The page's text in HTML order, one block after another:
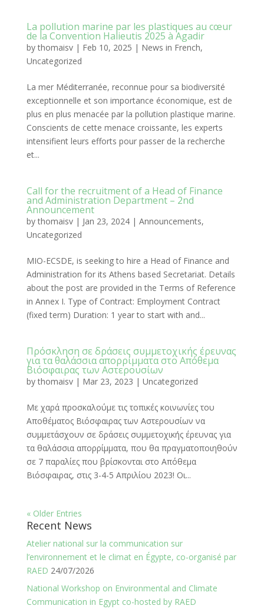
La pollution marine par les plastiques au cœur
de la Convention Halieutis 2025 à Agadir
bythomaisv| Feb 10, 2025 | News in French,
Uncategorized
La mer Méditerranée, reconnue pour sa biodiversité
exceptionnelle et son importance économique, est de
plus en plus menacée par la pollution plastique marine.
Conscients de cette menace croissante, les experts
intensifient leurs efforts pour passer de la recherche
et...
Call for the recruitment of a Head of Finance
and Administration Department – 2nd
Announcement
bythomaisv| Jan 23, 2024| Announcements,
Uncategorized
MIO-ECSDE, is seeking to hire a Head of Finance and
Administration for its Athens based Secretariat. Details
about the post are provided in the Terms of Reference
in Annex I. Type of Contract: Employment Contract
(fixed term) Duration: 1 year to start with and...
Πρόσκληση σε δράσεις συμμετοχικής έρευνας
για τα θαλάσσια απορρίμματα στο Απόθεμα
Βιόσφαιρας των Αστερουσίων
bythomaisv| Mar 23, 2023 | Uncategorized
Με χαρά προσκαλούμε τις τοπικές κοινωνίες του
Αποθέματος Βιόσφαιρας των Αστερουσίων να
συμμετάσχουν σε δράσεις συμμετοχικής έρευνας για
τα θαλάσσια απορρίμματα, που θα πραγματοποιηθούν
σε 7 παραλίες που βρίσκονται στο Απόθεμα
Βιόσφαιρας, στις 3-4-5 Απριλίου 2023! Οι...
« Older Entries
Recent News
Atelier national sur la communication sur
l’environnement et le climat en Égypte, co-organisé par
RAED 24/07/2026
National Workshop on Environmental and Climate
Communication in Egypt co-hosted by RAED